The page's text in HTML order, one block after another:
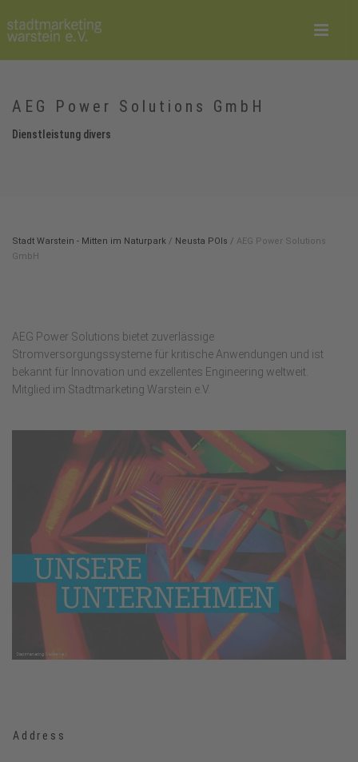
AEG Power Solutions GmbH
Dienstleistung divers
Stadt Warstein - Mitten im Naturpark / Neusta POIs / AEG Power Solutions
GmbH
AEG Power Solutions bietet zuverlässige
Stromversorgungssysteme für kritische Anwendungen und ist
bekannt für Innovation und exzellentes Engineering weltweit.
Mitglied im Stadtmarketing Warstein e.V.
Address